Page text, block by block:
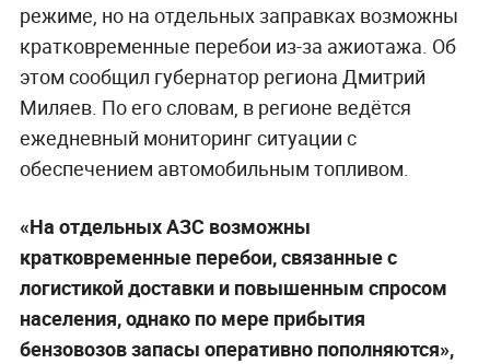
режиме, но на отдельных заправках возможны
кратковременные перебои из-за ажиотажа. Об
этом сообщил губернатор региона Дмитрий
Миляев. По его словам, в регионе ведётся
ежедневный мониторинг ситуации с
обеспечением автомобильным топливом.
«На отдельных АЗС возможны
кратковременные перебои, связанные с
логистикой доставки и повышенным спросом
населения, однако по мере прибытия
бензовозов запасы оперативно пополняются»,